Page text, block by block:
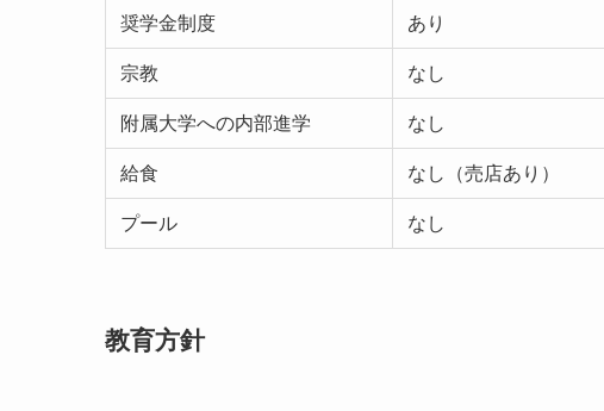
奨学金制度 あり
宗教 なし
附属大学への内部進学 なし
給食 なし（売店あり）
プール なし
教育方針